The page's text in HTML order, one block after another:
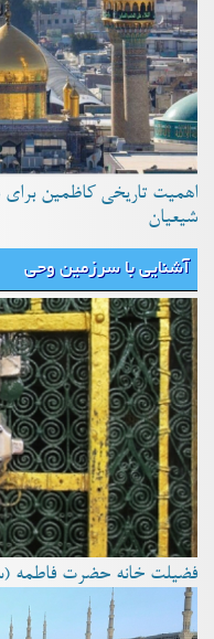
اهمیت تاریخی کاظمین
شیعیان
آشنایی با سرزمین وحی
فضیلت خانه حضرت فاطمه